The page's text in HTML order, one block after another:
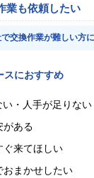
業も依頼したい
で交換作業が難しい方に
スにおすすめ
い・人手が足りない
がある
ぐ来てほしい
おまかせしたい